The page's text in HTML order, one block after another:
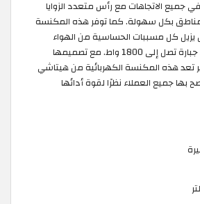
جميع الاتجاهات مع رأس متعدد الزوايا
بكل سهولة. كما توفر هذه المكنسة
يزيل كل مسببات الحساسية من الهواء
اضافة الى قوة شفط جبارة تصل إلى 1800 واط. مع تصميمها
تعد هذه المكنسة الكهربائية من هيتاشي
بها جميع العملاء نظرًا لقوة أدائها